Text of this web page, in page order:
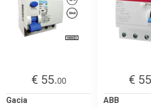
€ 55.00
Gacia
€
ABB